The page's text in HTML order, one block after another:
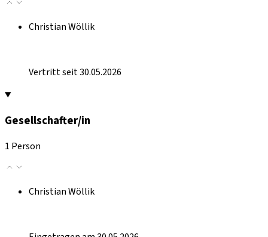
Christian Wöllik
Vertritt seit 30.05.2026
Gesellschafter/in
1 Person
Christian Wöllik